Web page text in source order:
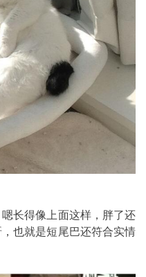
长得像上面这样，胖了还
也就是短尾巴还符合实情